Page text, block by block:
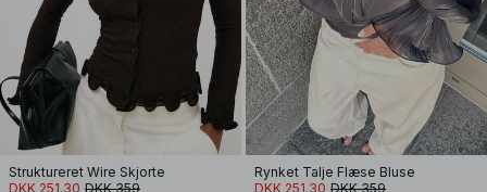
Struktureret Wire Skjorte
DKK 251.30 DKK 359
Rynket Talje Flæse Bluse
DKK 251.30 DKK 359